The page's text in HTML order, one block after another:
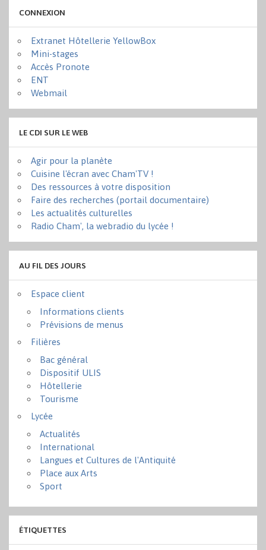
CONNEXION
Extranet Hôtellerie YellowBox
Mini-stages
Accès Pronote
ENT
Webmail
LE CDI SUR LE WEB
Agir pour la planète
Cuisine l'écran avec Cham'TV !
Des ressources à votre disposition
Faire des recherches (portail documentaire)
Les actualités culturelles
Radio Cham', la webradio du lycée !
AU FIL DES JOURS
Espace client
Informations clients
Prévisions de menus
Filières
Bac général
Dispositif ULIS
Hôtellerie
Tourisme
Lycée
Actualités
International
Langues et Cultures de l'Antiquité
Place aux Arts
Sport
ÉTIQUETTES